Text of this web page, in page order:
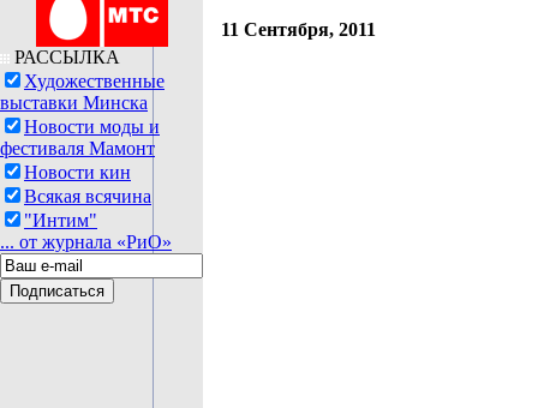
РАССЫЛКА
Художественные
выставки Минска
Новости моды и
фестиваля Мамонт
Новости кин
Всякая всячина
"Интим"
... от журнала «РиО»
11 Сентября, 2011